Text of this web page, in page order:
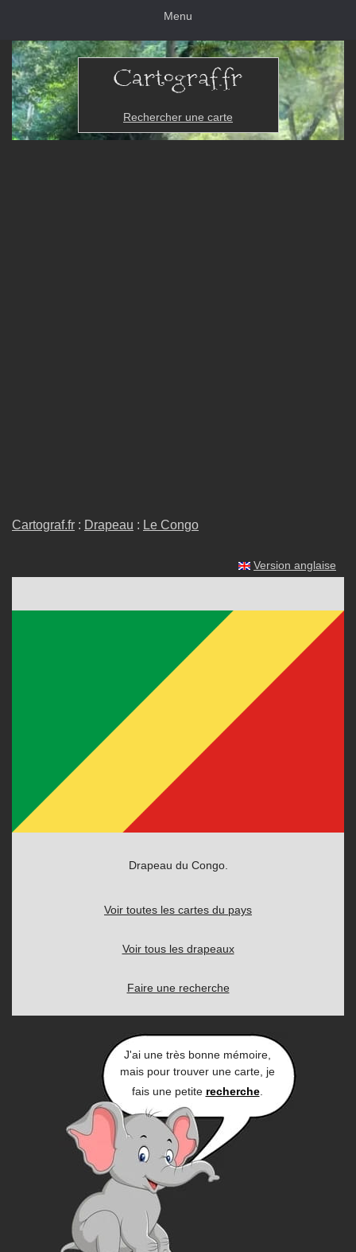
Menu
Rechercher une carte
Cartograf.fr : Drapeau : Le Congo
Version anglaise
Drapeau du Congo.
Voir toutes les cartes du pays
Voir tous les drapeaux
Faire une recherche
J'ai une très bonne mémoire,
mais pour trouver une carte, je
fais une petite recherche.